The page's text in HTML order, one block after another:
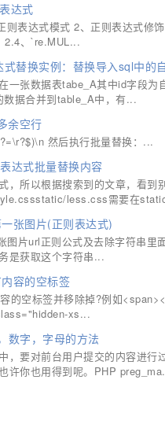
达式
则表达式模式 2、正则表达式修
2.4、`re.MUL...
替换实例：替换导入sql中的
一张数据表tabe_A其中id字段
据合并到table_A中，有...
余空行
然后执行批量替换：...
达式批量替换内容
，所以根据搜索到的文章，看到
less.css需要在
张图片(正则表达式)
图片url正则公式及去除字符串
是获取这个字符串...
容的空标签
的空标签并移除掉?例如
xs...
数字，字母的方法
，要对前台用户提交的内容进
许你也用得到呢。PHP